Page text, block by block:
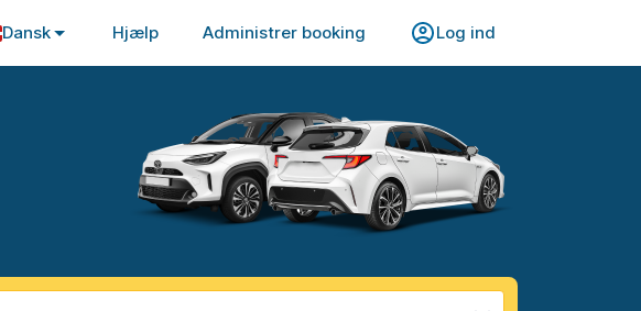
Dansk Hjælp Administrer booking Log ind